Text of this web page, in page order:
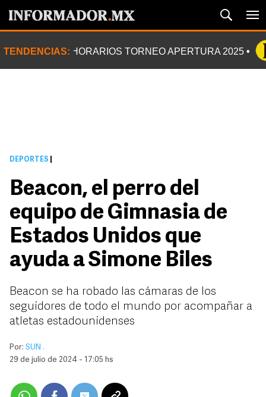
TENDENCIAS: HORARIOS TORNEO APERTURA 2025
DEPORTES
Beacon, el perro del
equipo de Gimnasia de
Estados Unidos que
ayuda a Simone Biles
Beacon se ha robado las cámaras de los
seguidores de todo el mundo por acompañar a
atletas estadounidenses
Por: SUN .
29 de julio de 2024 - 17:05 hs